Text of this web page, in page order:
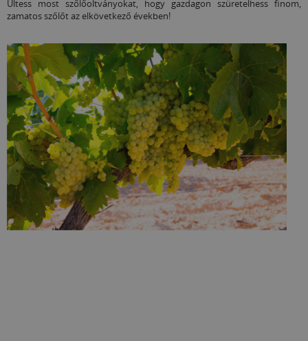
Ültess most szőlőoltványokat, hogy gazdagon szüretelhess finom,
zamatos szőlőt az elkövetkező években!